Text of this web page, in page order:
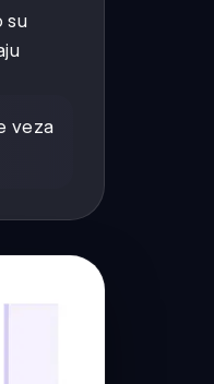
su
veza